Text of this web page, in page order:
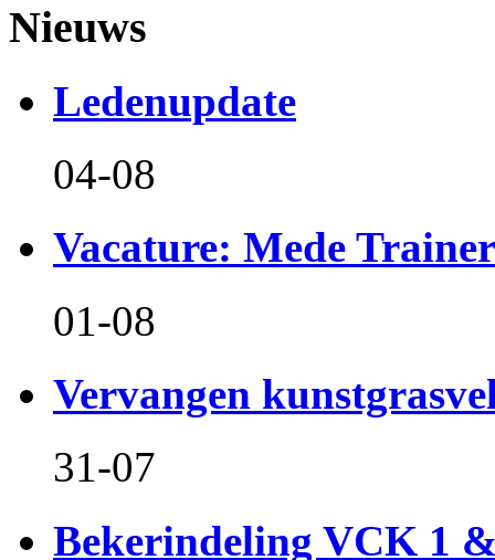
Nieuws
Ledenupdate
04-08
Vacature: Mede
01-08
Vervangen
31-07
Bekerindeling VCK 1